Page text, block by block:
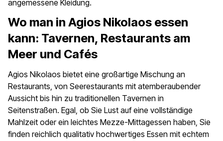
angemessene Kleidung.
Wo man in Agios Nikolaos essen
kann: Tavernen, Restaurants am
Meer und Cafés
Agios Nikolaos bietet eine großartige Mischung an
Restaurants, von Seerestaurants mit atemberaubender
Aussicht bis hin zu traditionellen Tavernen in
Seitenstraßen. Egal, ob Sie Lust auf eine vollständige
Mahlzeit oder ein leichtes Mezze-Mittagessen haben, Sie
finden reichlich qualitativ hochwertiges Essen mit echtem